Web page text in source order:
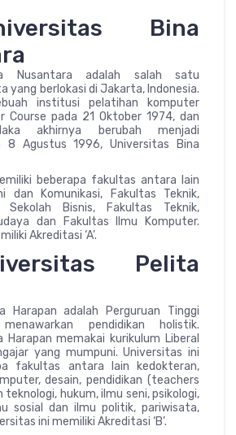
Bina
Nusantara adalah salah satu
yang berlokasi di Jakarta, Indonesia.
institusi pelatihan komputer
Course pada 21 Oktober 1974, dan
akhirnya berubah menjadi
8 Agustus 1996, Universitas Bina
beberapa fakultas antara lain
dan Komunikasi, Fakultas Teknik,
Sekolah Bisnis, Fakultas Teknik,
dan Fakultas Ilmu Komputer.
Akreditasi ‘A’.
Pelita
Harapan adalah Perguruan Tinggi
pendidikan holistik.
memakai kurikulum Liberal
yang mumpuni. Universitas ini
fakultas antara lain kedokteran,
desain, pendidikan (teachers
teknologi, hukum, ilmu seni, psikologi,
sosial dan ilmu politik, pariwisata,
ini memiliki Akreditasi ‘B’.